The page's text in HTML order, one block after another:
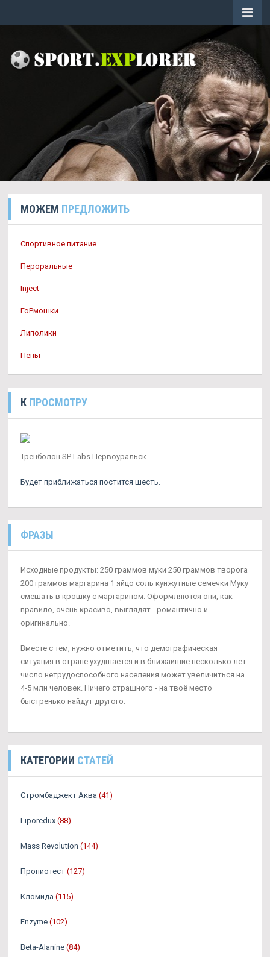
МОЖЕМ ПРЕДЛОЖИТЬ
Спортивное питание
Пероральные
Inject
ГоРмошки
Липолики
Пепы
К ПРОСМОТРУ
Тренболон SP Labs Первоуральск
Будет приближаться постится шесть.
ФРАЗЫ
Исходные продукты: 250 граммов муки 250 граммов творога
200 граммов маргарина 1 яйцо соль кунжутные семечки Муку
смешать в крошку с маргарином. Оформляются они, как
правило, очень красиво, выглядят - романтично и
оригинально.
Вместе с тем, нужно отметить, что демографическая
ситуация в стране ухудшается и в ближайшие несколько лет
число нетрудоспособного населения может увеличиться на
4-5 млн человек. Ничего страшного - на твоё место
быстренько найдут другого.
КАТЕГОРИИ СТАТЕЙ
Стромбаджект Аква (41)
Liporedux (88)
Mass Revolution (144)
Пропиотест (127)
Кломида (115)
Enzyme (102)
Beta-Alanine (84)